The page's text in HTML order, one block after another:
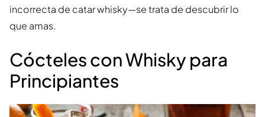
incorrecta de catar whisky—se trata de descubrir lo
que amas.
Cócteles con Whisky para
Principiantes